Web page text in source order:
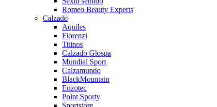
Romeo Beauty Experts
Calzado
Aquiles
Fiorenzi
Titinos
Calzado Glospa
Mundial Sport
Calzamundo
BlackMountain
Enzotec
Point Sporty
Sportstore